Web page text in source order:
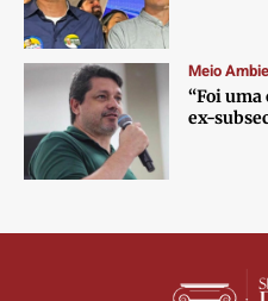
Meio
“Foi
ex-